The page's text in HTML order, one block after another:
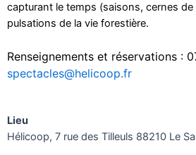
capturant le temps (saisons, cernes
pulsations de la vie forestière.
Renseignements et réservations :
spectacles@helicoop.fr
Lieu
Hélicoop, 7 rue des Tilleuls 88210 Le